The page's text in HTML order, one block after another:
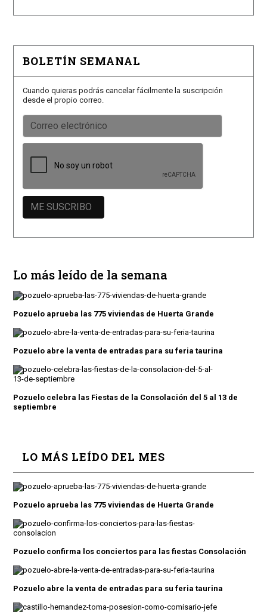
BOLETÍN SEMANAL
Cuando quieras podrás cancelar fácilmente la suscripción
desde el propio correo.
Lo más leído de la semana
Pozuelo aprueba las 775 viviendas de Huerta Grande
Pozuelo abre la venta de entradas para su feria taurina
Pozuelo celebra las Fiestas de la Consolación del 5 al 13 de
septiembre
LO MÁS LEÍDO DEL MES
Pozuelo aprueba las 775 viviendas de Huerta Grande
Pozuelo confirma los conciertos para las fiestas Consolación
Pozuelo abre la venta de entradas para su feria taurina